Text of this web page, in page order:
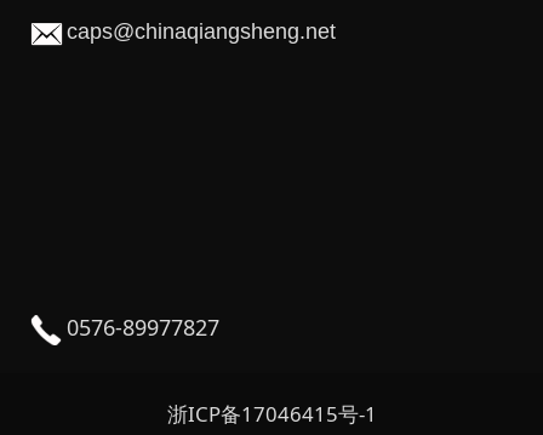
caps@chinaqiangsheng.net
0576-89977827
浙ICP备17046415号-1